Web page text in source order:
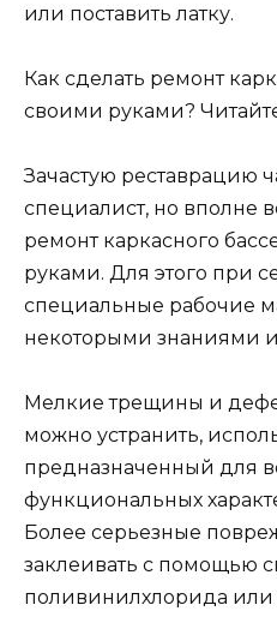
или поставить латку.
Как сделать ремонт
своими руками?
Зачастую реставрацию
специалист, но вполне
ремонт каркасного
руками. Для этого при
специальные рабочие
некоторыми знаниями
Мелкие трещины и
можно устранить,
предназначенный для
функциональных
Более серьезные
заклеивать с помощью
поливинилхлорида